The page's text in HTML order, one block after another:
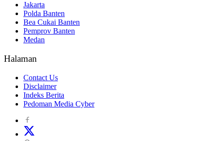
Jakarta
Polda Banten
Bea Cukai Banten
Pemprov Banten
Medan
Halaman
Contact Us
Disclaimer
Indeks Berita
Pedoman Media Cyber